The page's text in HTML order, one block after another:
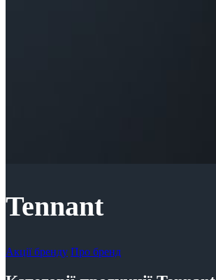
Tennant
Акції бренду Про бренд